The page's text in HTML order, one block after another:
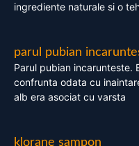
ingrediente naturale si o
parul pubian
Parul pubian incarunteste.
confrunta odata cu
alb era asociat cu varsta
klorane sampon